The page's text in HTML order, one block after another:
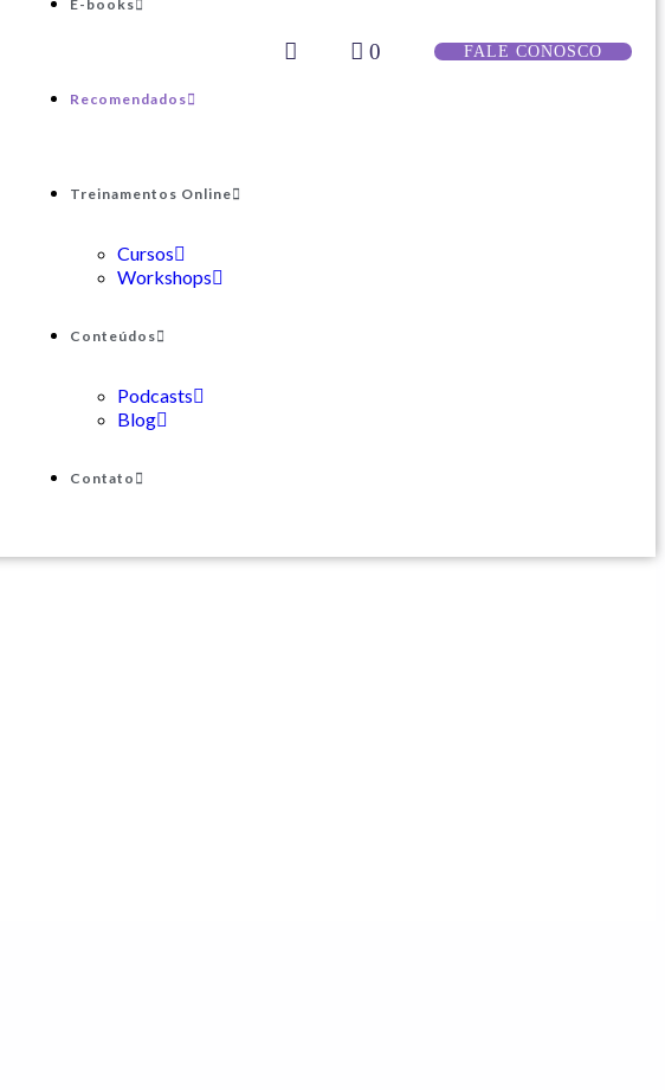
E-books
Recomendados
Treinamentos Online
Cursos
Workshops
Conteúdos
Podcasts
Blog
Contato
0 FALE CONOSCO